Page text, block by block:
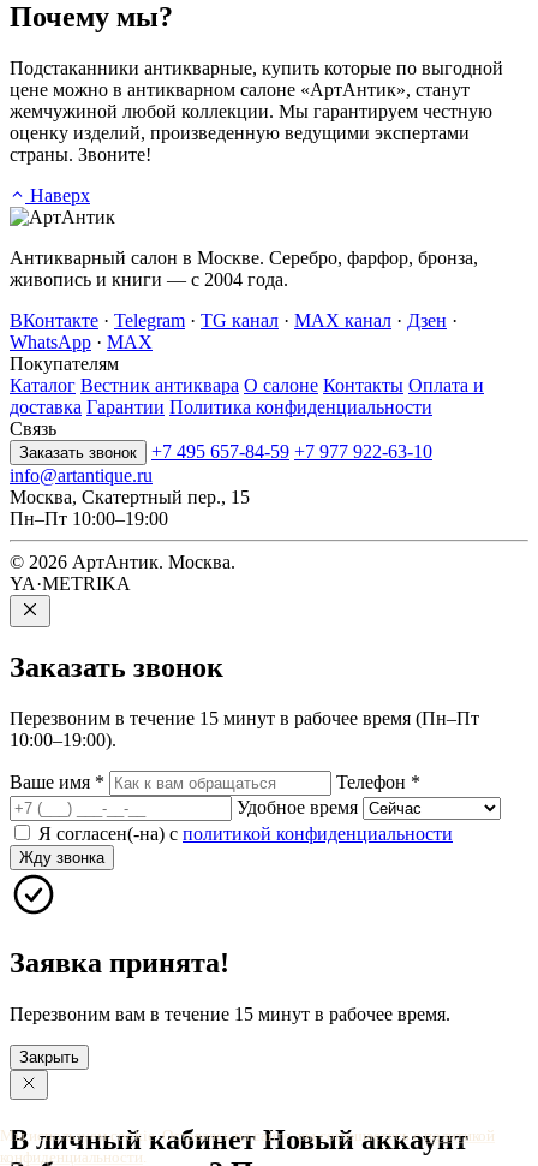
Почему мы?
Подстаканники антикварные, купить которые по выгодной
цене можно в антикварном салоне «АртАнтик», станут
жемчужиной любой коллекции. Мы гарантируем честную
оценку изделий, произведенную ведущими экспертами
страны. Звоните!
Наверх
Антикварный салон в Москве. Серебро, фарфор, бронза,
живопись и книги — с 2004 года.
ВКонтакте · Telegram · TG канал · MAX канал · Дзен ·
WhatsApp · MAX
Покупателям
Каталог Вестник антиквара О салоне Контакты Оплата и
доставка Гарантии Политика конфиденциальности
Связь
Заказать звонок +7 495 657-84-59 +7 977 922-63-10
info@artantique.ru
Москва, Скатертный пер., 15
Пн–Пт 10:00–19:00
© 2026 АртАнтик. Москва.
YA·METRIKA
Заказать звонок
Перезвоним в течение 15 минут в рабочее время (Пн–Пт
10:00–19:00).
Ваше имя * Телефон *
Удобное время
Я согласен(-на) с политикой конфиденциальности
Жду звонка
Заявка принята!
Перезвоним вам в течение 15 минут в рабочее время.
Закрыть
Мы используем cookie. Оставаясь на сайте, вы соглашаетесь сполитикой
конфиденциальности.
В личныйкабинет Новыйаккаунт